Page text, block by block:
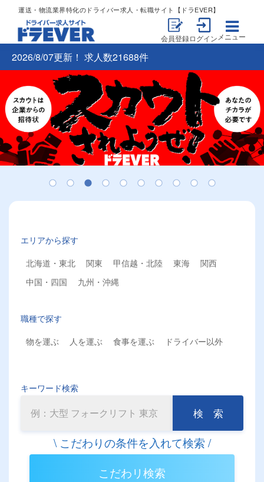
運送・物流業界特化のドライバー求人・転職サイト【ドラEVER】
会員登録ログイン メニュー
2026/8/07更新！ 求人数21688件
エリアから探す
北海道・東北
関東 甲信越・北陸 東海
関西
中国・四国
九州・沖縄
職種で探す
物を運ぶ
人を運ぶ 食事を運ぶ ドライバー以外
キーワード検索
検 索
こだわリ検索